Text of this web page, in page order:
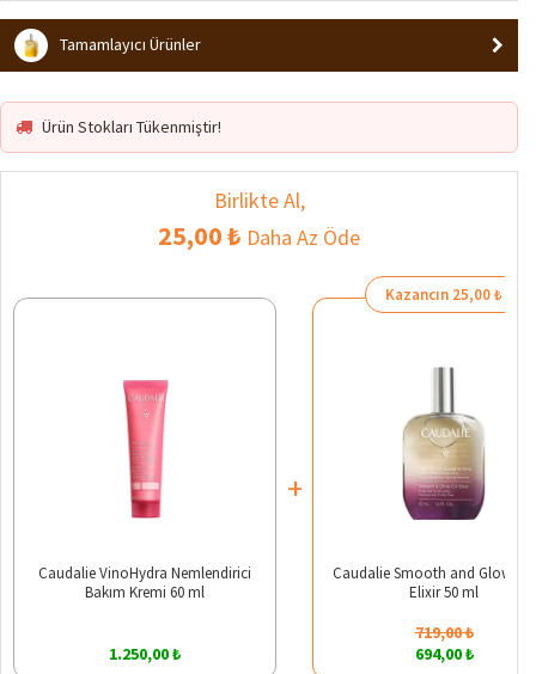
Tamamlayıcı Ürünler
Ürün Stokları Tükenmiştir!
Birlikte Al,
25,00 ₺ Daha Az Öde
Caudalie VinoHydra Nemlendirici
Bakım Kremi 60 ml
1.250,00 ₺
+
Kazancın 25,00 ₺
Caudalie Smooth and Glow
Elixir 50 ml
719,00 ₺
694,00 ₺